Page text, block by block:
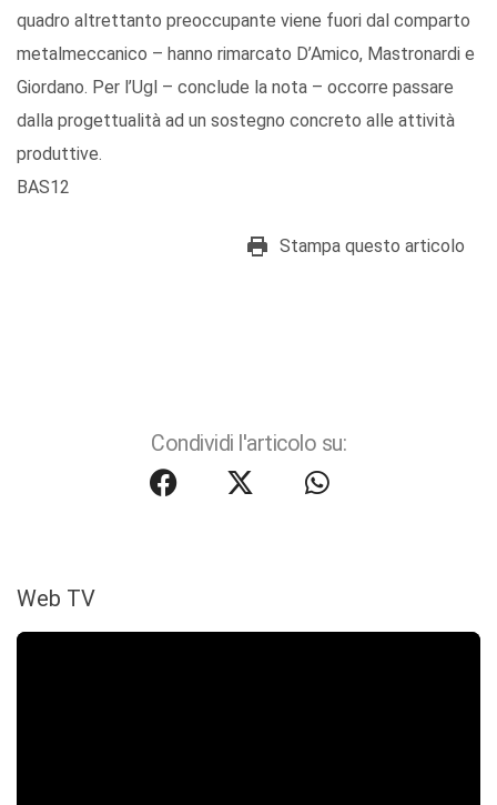
quadro altrettanto preoccupante viene fuori dal comparto
metalmeccanico – hanno rimarcato D’Amico, Mastronardi e
Giordano. Per l’Ugl – conclude la nota – occorre passare
dalla progettualità ad un sostegno concreto alle attività
produttive.
BAS12
Stampa questo articolo
Condividi l'articolo su:
Web TV